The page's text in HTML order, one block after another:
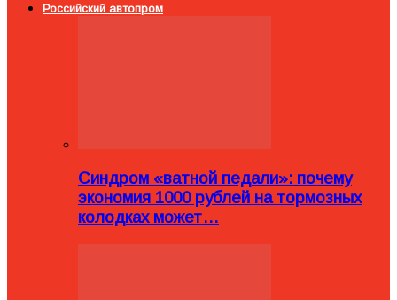
Российский автопром
Синдром «ватной педали»: почему
экономия 1000 рублей на тормозных
колодках может…